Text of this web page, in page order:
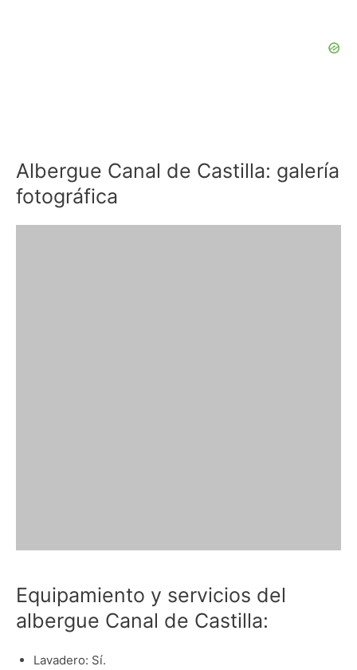
Albergue Canal de Castilla: galería
fotográfica
Equipamiento y servicios del
albergue Canal de Castilla:
Lavadero: Sí.